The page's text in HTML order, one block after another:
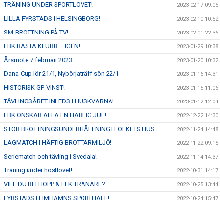
TRÄNING UNDER SPORTLOVET! 2023-02-17 09:05
LILLA FYRSTADS I HELSINGBORG! 2023-02-10 10:52
SM-BROTTNING PÅ TV! 2023-02-01 22:36
LBK BÄSTA KLUBB – IGEN! 2023-01-29 10:38
Årsmöte 7 februari 2023 2023-01-20 10:32
Dana-Cup lör 21/1, Nybörjaträff sön 22/1 2023-01-16 14:31
HISTORISK GP-VINST! 2023-01-15 11:06
TÄVLINGSÅRET INLEDS I HUSKVARNA! 2023-01-12 12:04
LBK ÖNSKAR ALLA EN HÄRLIG JUL! 2022-12-22 14:30
STOR BROTTNINGSUNDERHÅLLNING I FOLKETS HUS 2022-11-24 14:48
LAGMATCH I HÄFTIG BROTTARMILJÖ! 2022-11-22 09:15
Seriematch och tävling i Svedala! 2022-11-14 14:37
Träning under höstlovet! 2022-10-31 14:17
VILL DU BLI HOPP & LEK TRÄNARE? 2022-10-25 13:44
FYRSTADS I LIMHAMNS SPORTHALL! 2022-10-24 15:47